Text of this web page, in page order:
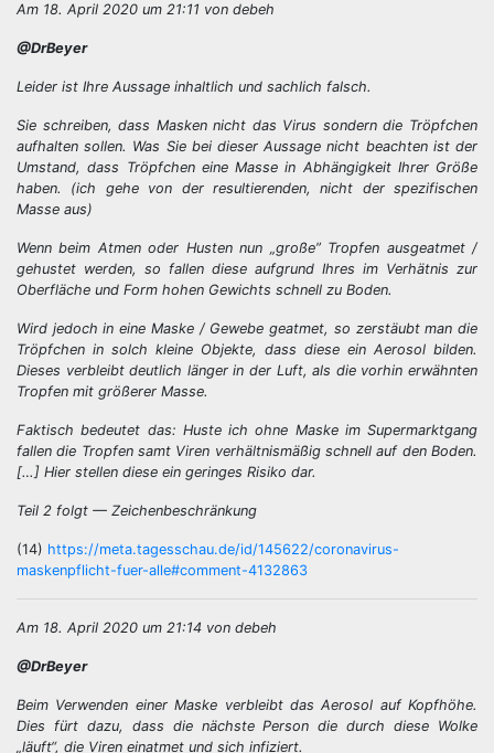
Am 18. April 2020 um 21:11 von debeh
@DrBeyer
Leider ist Ihre Aussage inhaltlich und sachlich falsch.
Sie schreiben, dass Masken nicht das Virus sondern die Tröpfchen
aufhalten sollen. Was Sie bei dieser Aussage nicht beachten ist der
Umstand, dass Tröpfchen eine Masse in Abhängigkeit Ihrer Größe
haben. (ich gehe von der resultierenden, nicht der spezifischen
Masse aus)
Wenn beim Atmen oder Husten nun „große” Tropfen ausgeatmet /
gehustet werden, so fallen diese aufgrund Ihres im Verhätnis zur
Oberfläche und Form hohen Gewichts schnell zu Boden.
Wird jedoch in eine Maske / Gewebe geatmet, so zerstäubt man die
Tröpfchen in solch kleine Objekte, dass diese ein Aerosol bilden.
Dieses verbleibt deutlich länger in der Luft, als die vorhin erwähnten
Tropfen mit größerer Masse.
Faktisch bedeutet das: Huste ich ohne Maske im Supermarktgang
fallen die Tropfen samt Viren verhältnismäßig schnell auf den Boden.
[…] Hier stellen diese ein geringes Risiko dar.
Teil 2 folgt — Zeichenbeschränkung
(14) https://meta.tagesschau.de/id/145622/coronavirus-
maskenpflicht-fuer-alle#comment-4132863
Am 18. April 2020 um 21:14 von debeh
@DrBeyer
Beim Verwenden einer Maske verbleibt das Aerosol auf Kopfhöhe.
Dies fürt dazu, dass die nächste Person die durch diese Wolke
„läuft“, die Viren einatmet und sich infiziert.